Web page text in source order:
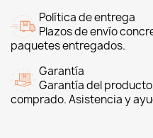
Política de entrega
Plazos de envío
paquetes entregados.
Garantía
Garantía del
comprado. Asistencia y